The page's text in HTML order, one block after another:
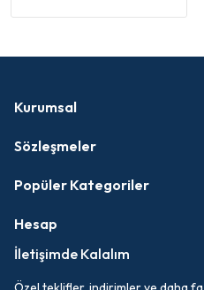
Kurumsal
Sözleşmeler
Popüler Kategoriler
Hesap
İletişimde Kalalım